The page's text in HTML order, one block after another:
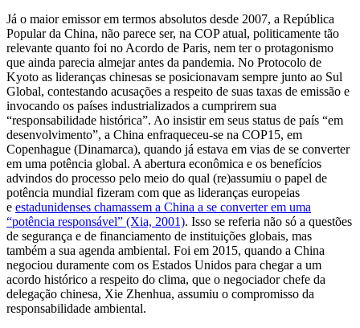
Já o maior emissor em termos absolutos desde 2007, a República
Popular da China, não parece ser, na COP atual, politicamente tão
relevante quanto foi no Acordo de Paris, nem ter o protagonismo
que ainda parecia almejar antes da pandemia. No Protocolo de
Kyoto as lideranças chinesas se posicionavam sempre junto ao Sul
Global, contestando acusações a respeito de suas taxas de emissão e
invocando os países industrializados a cumprirem sua
“responsabilidade histórica”. Ao insistir em seus status de país “em
desenvolvimento”, a China enfraqueceu-se na COP15, em
Copenhague (Dinamarca), quando já estava em vias de se converter
em uma potência global. A abertura econômica e os benefícios
advindos do processo pelo meio do qual (re)assumiu o papel de
potência mundial fizeram com que as lideranças europeias
e estadunidenses chamassem a China a se converter em uma
“potência responsável” (Xia, 2001). Isso se referia não só a questões
de segurança e de financiamento de instituições globais, mas
também a sua agenda ambiental. Foi em 2015, quando a China
negociou duramente com os Estados Unidos para chegar a um
acordo histórico a respeito do clima, que o negociador chefe da
delegação chinesa, Xie Zhenhua, assumiu o compromisso da
responsabilidade ambiental.